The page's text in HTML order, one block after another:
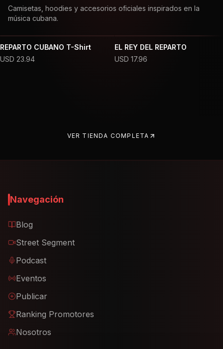
Camisetas, hoodies y accesorios oficiales inspirados en la
música cubana.
REPARTO CUBANO T-Shirt
USD 23.94
EL REY DEL REPARTO
USD 17.96
VER TIENDA COMPLETA
Navegación
Blog
Street Segment
Podcast
Eventos
Publicar
Ranking Promotores
Nosotros